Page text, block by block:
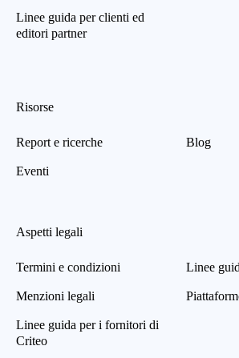
Linee guida per clienti ed
editori partner
Risorse
Report e ricerche
Eventi
Blog
Aspetti legali
Termini e condizioni
Menzioni legali
Linee guida per i fornitori di
Criteo
Linee